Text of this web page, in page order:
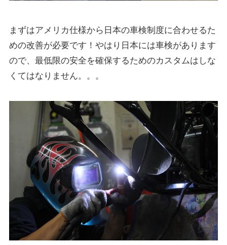
まずはアメリカ仕様から日本の車検制度に合わせるた
めの改善が必要です！やはり日本には車検があります
ので、最低限の安全を確保するためのカスタムはしな
くてはなりません。。。